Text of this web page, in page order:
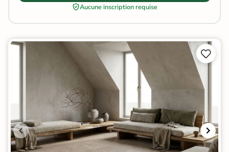
Aucune inscription requise

